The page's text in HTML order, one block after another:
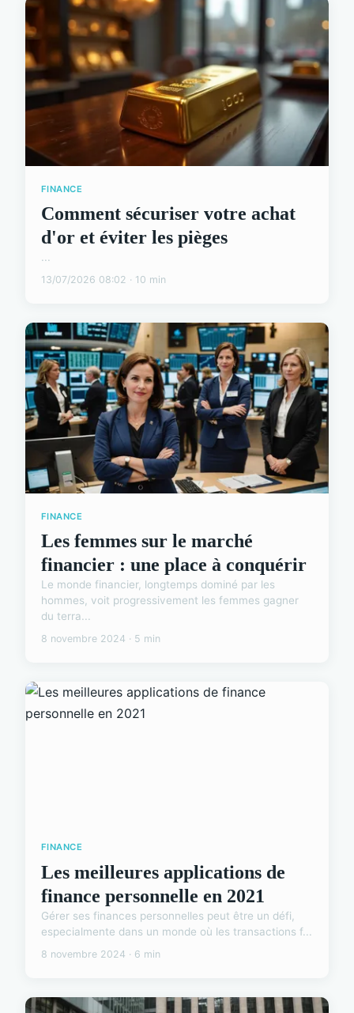
FINANCE
Comment sécuriser votre achat
d'or et éviter les pièges
...
13/07/2026 08:02 · 10 min
FINANCE
Les femmes sur le marché
financier : une place à conquérir
Le monde financier, longtemps dominé par les
hommes, voit progressivement les femmes gagner
du terra...
8 novembre 2024 · 5 min
FINANCE
Les meilleures applications de
finance personnelle en 2021
Gérer ses finances personnelles peut être un défi,
especialmente dans un monde où les transactions f...
8 novembre 2024 · 6 min